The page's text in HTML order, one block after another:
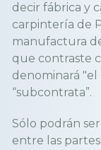
decir fábrica y
carpintería de
manufactura
que contraste
denominará "el
“subcontrata”.
Sólo podrán
entre las